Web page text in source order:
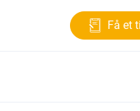
Få et